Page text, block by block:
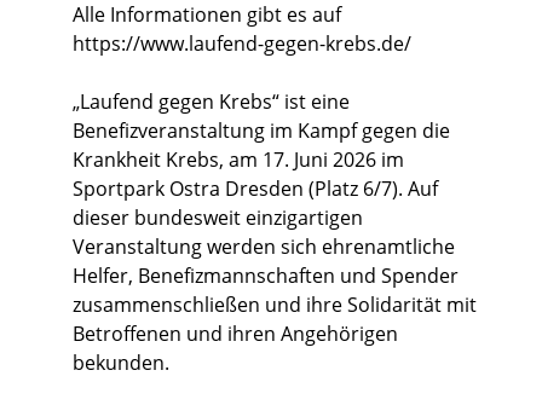
Alle Informationen gibt es auf
https://www.laufend-gegen-krebs.de/
„Laufend gegen Krebs“ ist eine
Benefizveranstaltung im Kampf gegen die
Krankheit Krebs, am 17. Juni 2026 im
Sportpark Ostra Dresden (Platz 6/7). Auf
dieser bundesweit einzigartigen
Veranstaltung werden sich ehrenamtliche
Helfer, Benefizmannschaften und Spender
zusammenschließen und ihre Solidarität mit
Betroffenen und ihren Angehörigen
bekunden.